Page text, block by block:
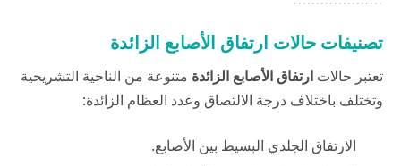
تصنيفات حالات ارتفاق الأصابع الزائدة
تعتبر حالات ارتفاق الأصابع الزائدة متنوعة من الناحية التشريحية
وتختلف باختلاف درجة الالتصاق وعدد العظام الزائدة:
الارتفاق الجلدي البسيط بين الأصابع.